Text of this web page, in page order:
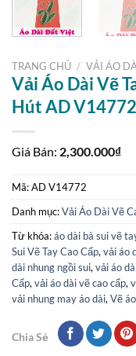
TRANG CHỦ / VẢI ÁO
Vải Áo Dài Vẽ
Hút AD V14772
Giá Bán: 2,300.000₫
Mã:AD V14772
Danh mục:Vải Áo Dài Vẽ
Từ khóa:áo dài bà sui vẽ
Sui Vẽ Tay Cao Cấp, vải áo
dài nhung ngồi sui, vải áo
Cấp, vải áo dài vẽ cao cấp,
vải nhung may áo dài, Vẽ
Chia Sẻ